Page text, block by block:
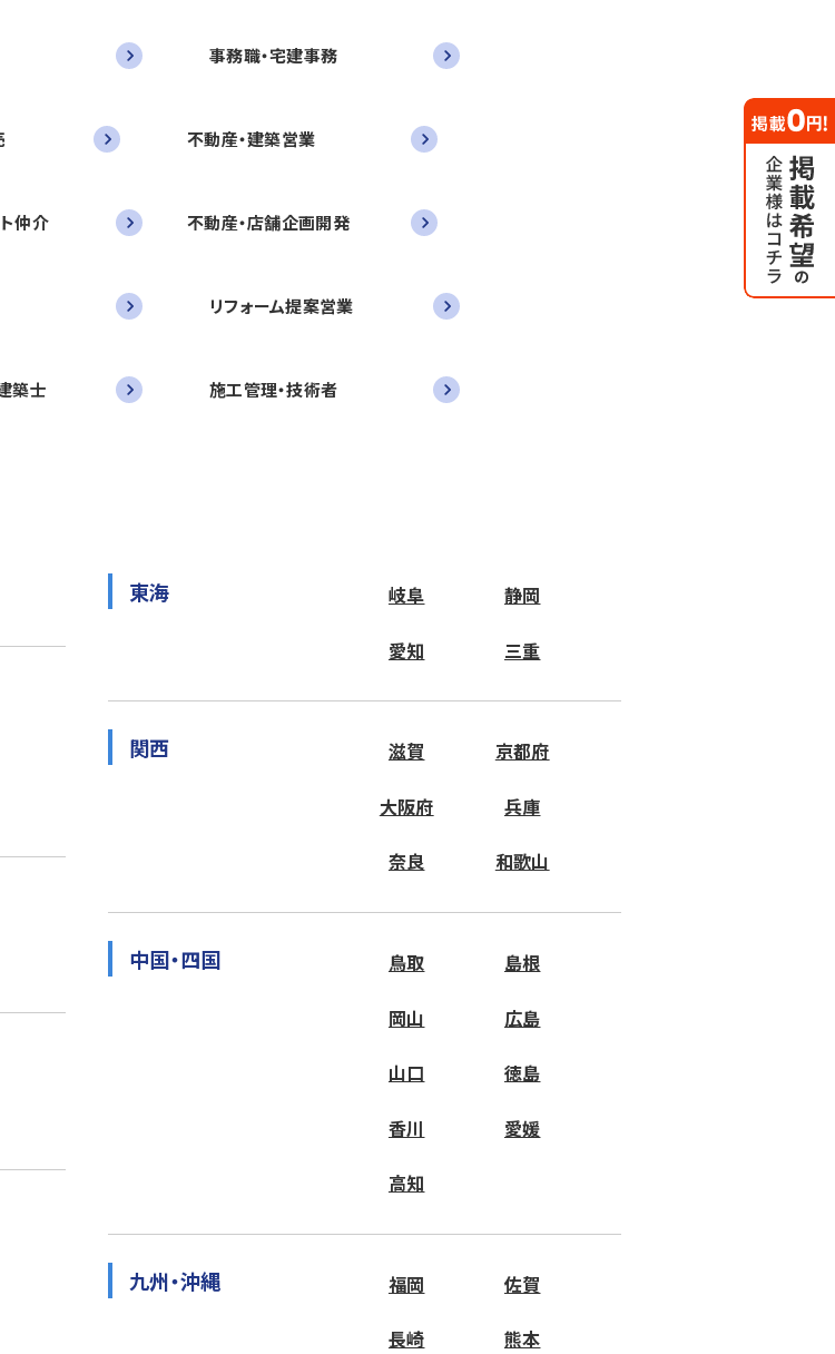
事務職・宅建事務
不動産・建築営業
仲介 不動産・店舗企画開発
リフォーム提案営業
築士 施工管理・技術者
東海 岐阜 静岡
愛知 三重
関西 滋賀 京都府
大阪府 兵庫
奈良 和歌山
中国・四国 鳥取 島根
岡山 広島
山口 徳島
香川 愛媛
高知
九州・沖縄 福岡 佐賀
長崎 熊本